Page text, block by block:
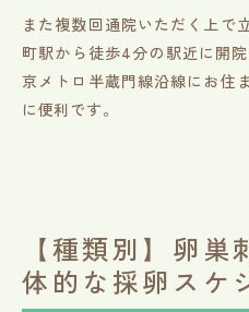
また複数回通院いただく上で
町駅から徒歩4分の駅近に開
京メトロ半蔵門線沿線にお住
に便利です。
【種類別】卵
体的な採卵スケ